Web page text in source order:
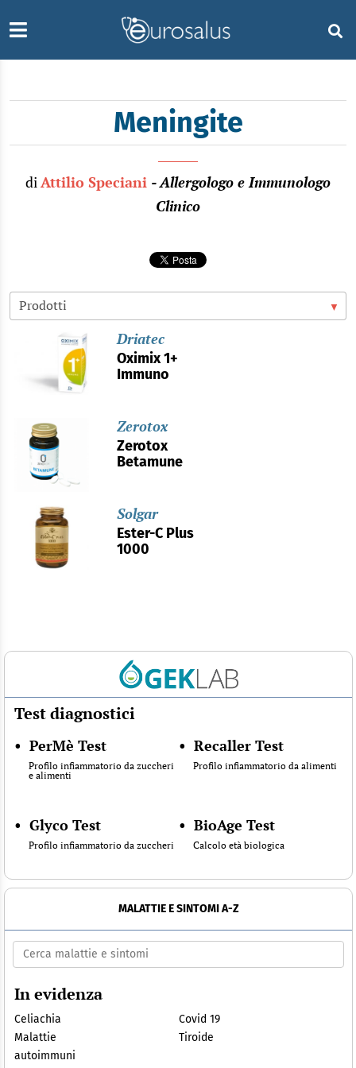
Meningite
diAttilio Speciani - Allergologo e Immunologo
Clinico
Driatec
Oximix 1+
Immuno
Zerotox
Zerotox
Betamune
Solgar
Ester-C Plus
1000
Test diagnostici
• PerMè Test
Profilo infiammatorio da zuccheri
e alimenti
• Recaller Test
Profilo infiammatorio da alimenti
• Glyco Test
Profilo infiammatorio da zuccheri
• BioAge Test
Calcolo età biologica
MALATTIE E SINTOMI A-Z
In evidenza
Celiachia
Covid 19
Malattie
autoimmuni
Tiroide